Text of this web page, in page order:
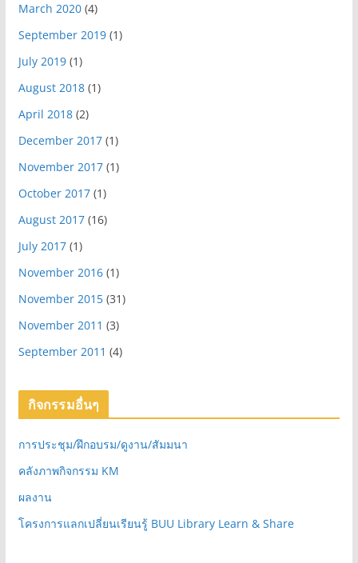
March 2020(4)
September 2019(1)
July 2019(1)
August 2018(1)
April 2018(2)
December 2017(1)
November 2017(1)
October 2017(1)
August 2017(16)
July 2017(1)
November 2016(1)
November 2015(31)
November 2011 (3)
September 2011 (4)
กิจกรรมอื่นๆ
การประชุม/ฝึกอบรม/ดูงาน/สัมมนา
คลังภาพกิจกรรม KM
ผลงาน
โครงการแลกเปลี่ยนเรียนรู้ BUU Library Learn & Share